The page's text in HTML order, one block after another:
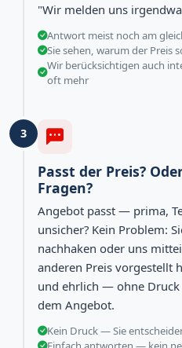
"Wir melden uns
Antwort meist noch am
Sie sehen, warum der Preis
Wir berücksichtigen auch
oft mehr
3
Passt der Preis?
Fragen?
Angebot passt — prima,
unsicher? Kein Problem:
nachhaken oder uns
anderen Preis vorgestellt
und ehrlich — ohne
dem Angebot.
Kein Druck — Sie